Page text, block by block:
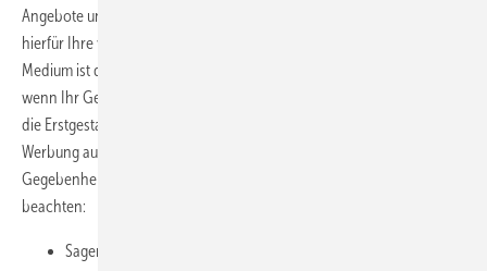
Angebote und Tage der offenen Tür. Nutzen Sie zur Ankündigung
hierfür Ihre verschiedenen Werbekanäle. Ein besonders geeignetes
Medium ist dabei die eigene Außenwerbung, insbesondere dann,
wenn Ihr Geschäft an einer verkehrsreichen Straße liegt. Auch wenn
die Erstgestaltung etwas teurer ist, auf Dauer ist diese stationäre
Werbung ausgesprochen preiswert und sie lässt sich gut an aktuelle
Gegebenheiten anpassen. Sie müssen dabei allerdings zwei Dinge
beachten:
Sagen Sie nicht wie 99 % aller Unternehmer, dass Sie hier